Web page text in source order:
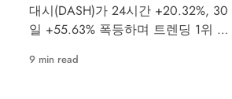
대시(DASH)가 24시간 +20.32%, 30
일 +55.63% 폭등하며 트렌딩 1위 알
투자자 4,437억원이 강제청산됐습니
9 min read